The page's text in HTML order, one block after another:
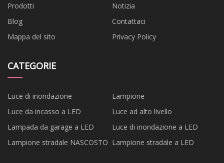
Prodotti
Notizia
Blog
Contattaci
Mappa del sito
Privacy Policy
CATEGORIE
Luce di inondazione
Lampione
Luce da incasso a LED
Luce ad alto livello
Lampada da garage a LED
Luce di inondazione a LED
Lampione stradale NASCOSTO Lampione stradale a LED